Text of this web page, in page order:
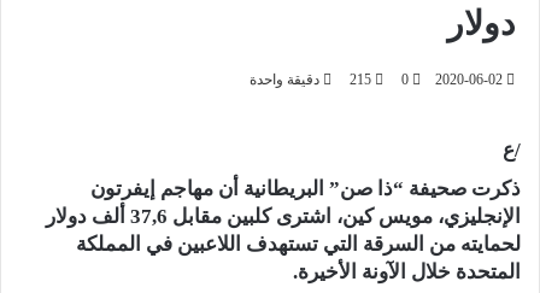
دولار
2020-06-02
0
215 دقيقة واحدة
/ع
ذكرت صحيفة “ذا صن” البريطانية أن مهاجم إيفرتون
الإنجليزي، مويس كين، اشترى كلبين مقابل 37,6 ألف دولار
لحمايته من السرقة التي تستهدف اللاعبين في المملكة
المتحدة خلال الآونة الأخيرة.